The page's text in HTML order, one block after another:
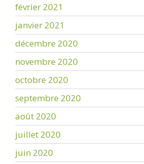
février 2021
janvier 2021
décembre 2020
novembre 2020
octobre 2020
septembre 2020
août 2020
juillet 2020
juin 2020